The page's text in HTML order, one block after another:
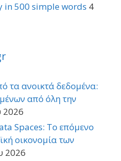
in 500 simple words 4
τα ανοικτά δεδομένα:
από όλη την
2026
Spaces: Το επόμενο
οικονομία των
2026